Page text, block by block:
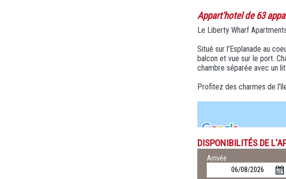
Appart'hotel de 63
Le Liberty Wharf
Situé sur l'Esplanade au
balcon et vue sur le port.
chambre séparée avec un
Profitez des charmes de
DISPONIBILITÉS DE
Arrivée